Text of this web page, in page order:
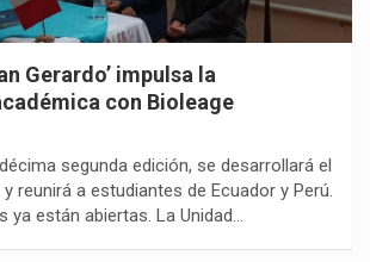
Gerardo’ impulsa la
con Bioleage
segunda edición, se desarrollará el
reunirá a estudiantes de Ecuador y Perú.
ya están abiertas. La Unidad…